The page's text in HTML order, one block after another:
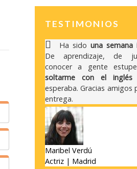
TESTIMONIOS
Ha sidouna semana
De aprendizaje, de
conocer a gente
soltarme con el inglés
esperaba. Gracias amigos
entrega.
Maribel Verdú
Actriz | Madrid